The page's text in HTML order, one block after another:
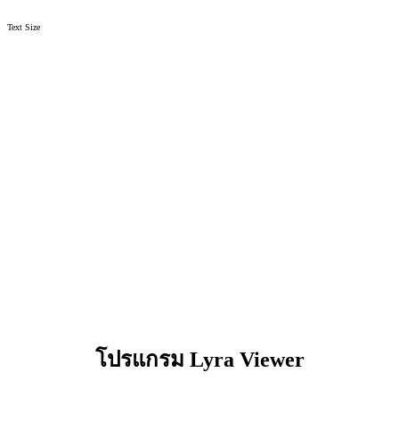
Text Size
โปรแกรม Lyra Viewer